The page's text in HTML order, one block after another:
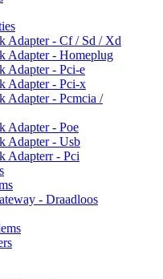
Adapter - Cf / Sd / Xd
Adapter - Homeplug
Adapter - Pci-e
Adapter - Pci-x
Adapter - Pcmcia /
Adapter - Poe
Adapter - Usb
Adapterr - Pci
- Draadloos